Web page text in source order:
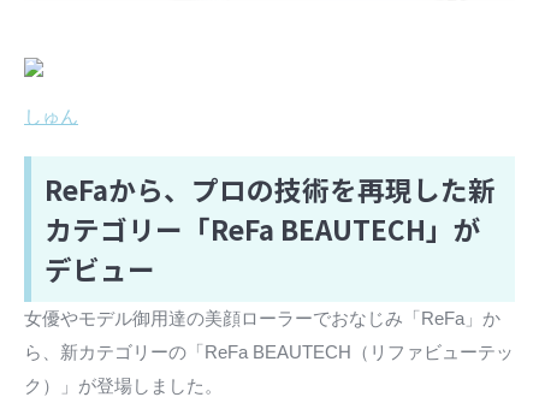
しゅん
ReFaから、プロの技術を再現した新
カテゴリー「ReFa BEAUTECH」が
デビュー
女優やモデル御用達の美顔ローラーでおなじみ「ReFa」か
ら、新カテゴリーの「ReFa BEAUTECH（リファビューテッ
ク）」が登場しました。